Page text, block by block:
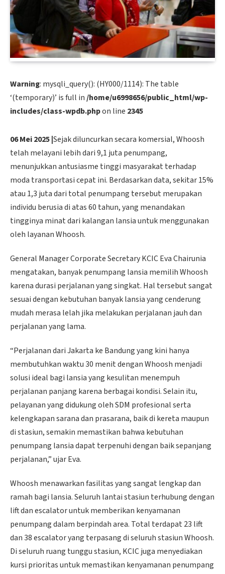
Warning: mysqli_query(): (HY000/1114): The table
‘(temporary)’ is full in/home/u6998656/public_html/wp-
includes/class-wpdb.phpon line 2345
06 Mei 2025 |Sejak diluncurkan secara komersial, Whoosh
telah melayani lebih dari 9,1 juta penumpang,
menunjukkan antusiasme tinggi masyarakat terhadap
moda transportasi cepat ini. Berdasarkan data, sekitar 15%
atau 1,3 juta dari total penumpang tersebut merupakan
individu berusia di atas 60 tahun, yang menandakan
tingginya minat dari kalangan lansia untuk menggunakan
oleh layanan Whoosh.
General Manager Corporate Secretary KCIC Eva Chairunia
mengatakan, banyak penumpang lansia memilih Whoosh
karena durasi perjalanan yang singkat. Hal tersebut sangat
sesuai dengan kebutuhan banyak lansia yang cenderung
mudah merasa lelah jika melakukan perjalanan jauh dan
perjalanan yang lama.
“Perjalanan dari Jakarta ke Bandung yang kini hanya
membutuhkan waktu 30 menit dengan Whoosh menjadi
solusi ideal bagi lansia yang kesulitan menempuh
perjalanan panjang karena berbagai kondisi. Selain itu,
pelayanan yang didukung oleh SDM profesional serta
kelengkapan sarana dan prasarana, baik di kereta maupun
di stasiun, semakin memastikan bahwa kebutuhan
penumpang lansia dapat terpenuhi dengan baik sepanjang
perjalanan,” ujar Eva.
Whoosh menawarkan fasilitas yang sangat lengkap dan
ramah bagi lansia. Seluruh lantai stasiun terhubung dengan
lift dan escalator untuk memberikan kenyamanan
penumpang dalam berpindah area. Total terdapat 23 lift
dan 38 escalator yang terpasang di seluruh stasiun Whoosh.
Di seluruh ruang tunggu stasiun, KCIC juga menyediakan
kursi prioritas untuk memastikan kenyamanan penumpang